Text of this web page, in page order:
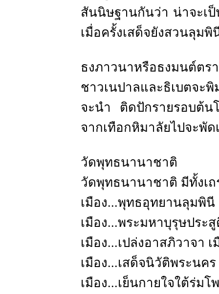
สันนิษฐานกันว่า น่าจะเ
เมื่อครั้งเสด็จยังสวนลุมพิ
ธงภาวนาหรือธงมนต์ตรา
ชาวเนปาลและธิเบตจ
จะนำ ติดปักรายรอบต้
จากเทือกหิมาลัยไปจะพั
วัดพุทธนานาชาติ
วัดพุทธนานาชาติ มีทั้งเถ
เมือง...พุทธอุทยานลุมพินี
เมือง...พระมหาบุรุษประ
เมือง...เปล่งอาสภิวาจา
เมือง...เสด็จนิวัติพระนค
เมือง...เย็นกายใจใต้ร่ม